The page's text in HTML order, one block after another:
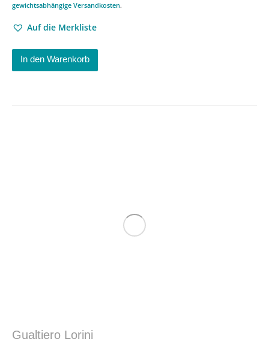
gewichtsabhängige Versandkosten.
Auf die Merkliste
In den Warenkorb
Gualtiero Lorini